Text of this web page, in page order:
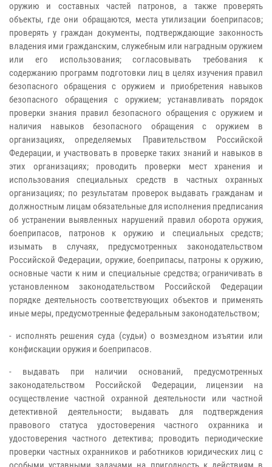
оружию и составных частей патронов, а также проверять
объекты, где они обращаются, места утилизации боеприпасов;
проверять у граждан документы, подтверждающие законность
владения ими гражданским, служебным или наградным оружием
или его использования; согласовывать требования к
содержанию программ подготовки лиц в целях изучения правил
безопасного обращения с оружием и приобретения навыков
безопасного обращения с оружием; устанавливать порядок
проверки знания правил безопасного обращения с оружием и
наличия навыков безопасного обращения с оружием в
организациях, определяемых Правительством Российской
Федерации, и участвовать в проверке таких знаний и навыков в
этих организациях; проводить проверки мест хранения и
использования специальных средств в частных охранных
организациях; по результатам проверок выдавать гражданам и
должностным лицам обязательные для исполнения предписания
об устранении выявленных нарушений правил оборота оружия,
боеприпасов, патронов к оружию и специальных средств;
изымать в случаях, предусмотренных законодательством
Российской Федерации, оружие, боеприпасы, патроны к оружию,
основные части к ним и специальные средства; ограничивать в
установленном законодательством Российской Федерации
порядке деятельность соответствующих объектов и применять
иные меры, предусмотренные федеральным законодательством;
- исполнять решения суда (судьи) о возмездном изъятии или
конфискации оружия и боеприпасов.
- выдавать при наличии оснований, предусмотренных
законодательством Российской Федерации, лицензии на
осуществление частной охранной деятельности или частной
детективной деятельности; выдавать для подтверждения
правового статуса удостоверения частного охранника и
удостоверения частного детектива; проводить периодические
проверки частных охранников и работников юридических лиц с